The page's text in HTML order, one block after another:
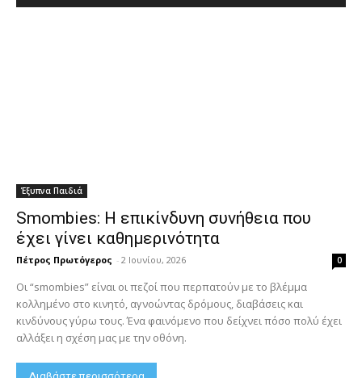
Έξυπνα Παιδιά
Smombies: Η επικίνδυνη συνήθεια που
έχει γίνει καθημερινότητα
Πέτρος Πρωτόγερος - 2 Ιουνίου, 2026 0
Οι “smombies” είναι οι πεζοί που περπατούν με το βλέμμα
κολλημένο στο κινητό, αγνοώντας δρόμους, διαβάσεις και
κινδύνους γύρω τους. Ένα φαινόμενο που δείχνει πόσο πολύ έχει
αλλάξει η σχέση μας με την οθόνη.